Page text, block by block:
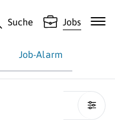
Suche Jobs
Job-Alarm